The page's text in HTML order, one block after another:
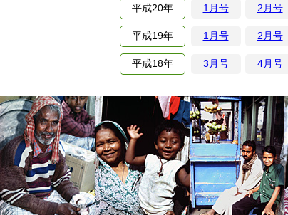
平成20年 1月号 2月号
平成19年 1月号 2月号
平成18年 3月号 4月号